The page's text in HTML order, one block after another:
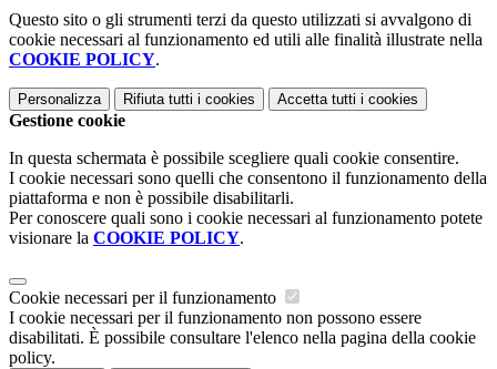
Questo sito o gli strumenti terzi da questo utilizzati si avvalgono di
cookie necessari al funzionamento ed utili alle finalità illustrate nella
COOKIE POLICY.
Personalizza Rifiuta tutti i cookies Accetta tutti i cookies
Gestione cookie
In questa schermata è possibile scegliere quali cookie consentire.
I cookie necessari sono quelli che consentono il funzionamento della
piattaforma e non è possibile disabilitarli.
Per conoscere quali sono i cookie necessari al funzionamento potete
visionare la COOKIE POLICY.
Cookie necessari per il funzionamento
I cookie necessari per il funzionamento non possono essere
disabilitati. È possibile consultare l'elenco nella pagina della cookie
policy.